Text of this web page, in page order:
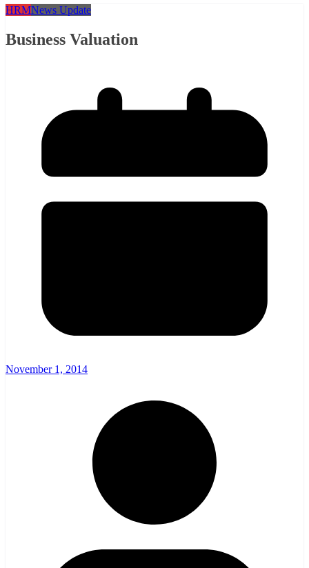
HRMNews Update
Business Valuation
November 1, 2014